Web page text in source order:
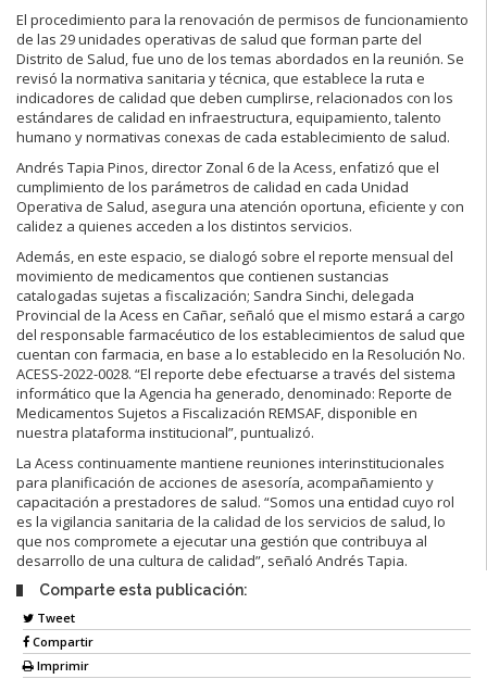
El procedimiento para la renovación de permisos de funcionamiento
de las 29 unidades operativas de salud que forman parte del
Distrito de Salud, fue uno de los temas abordados en la reunión. Se
revisó la normativa sanitaria y técnica, que establece la ruta e
indicadores de calidad que deben cumplirse, relacionados con los
estándares de calidad en infraestructura, equipamiento, talento
humano y normativas conexas de cada establecimiento de salud.
Andrés Tapia Pinos, director Zonal 6 de la Acess, enfatizó que el
cumplimiento de los parámetros de calidad en cada Unidad
Operativa de Salud, asegura una atención oportuna, eficiente y con
calidez a quienes acceden a los distintos servicios.
Además, en este espacio, se dialogó sobre el reporte mensual del
movimiento de medicamentos que contienen sustancias
catalogadas sujetas a fiscalización; Sandra Sinchi, delegada
Provincial de la Acess en Cañar, señaló que el mismo estará a cargo
del responsable farmacéutico de los establecimientos de salud que
cuentan con farmacia, en base a lo establecido en la Resolución No.
ACESS-2022-0028. “El reporte debe efectuarse a través del sistema
informático que la Agencia ha generado, denominado: Reporte de
Medicamentos Sujetos a Fiscalización REMSAF, disponible en
nuestra plataforma institucional”, puntualizó.
La Acess continuamente mantiene reuniones interinstitucionales
para planificación de acciones de asesoría, acompañamiento y
capacitación a prestadores de salud. “Somos una entidad cuyo rol
es la vigilancia sanitaria de la calidad de los servicios de salud, lo
que nos compromete a ejecutar una gestión que contribuya al
desarrollo de una cultura de calidad”, señaló Andrés Tapia.
Comparte esta publicación:
Tweet
Compartir
Imprimir